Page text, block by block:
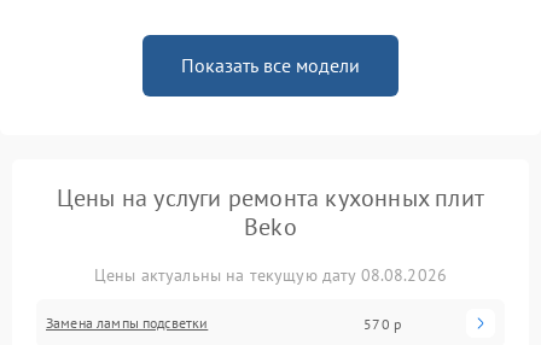
Показать все модели
Цены на услуги ремонта кухонных плит
Beko
Цены актуальны на текущую дату 08.08.2026
Замена лампы подсветки 570 р